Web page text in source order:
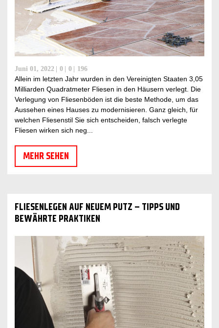
Juni 01, 2022 0 0 196
Allein im letzten Jahr wurden in den Vereinigten Staaten 3,05
Milliarden Quadratmeter Fliesen in den Häusern verlegt. Die
Verlegung von Fliesenböden ist die beste Methode, um das
Aussehen eines Hauses zu modernisieren. Ganz gleich, für
welchen Fliesenstil Sie sich entscheiden, falsch verlegte
Fliesen wirken sich neg...
MEHR SEHEN
FLIESENLEGEN AUF NEUEM PUTZ – TIPPS UND
BEWÄHRTE PRAKTIKEN